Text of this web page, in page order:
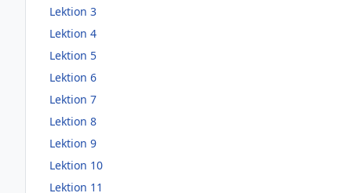
Lektion 3
Lektion 4
Lektion 5
Lektion 6
Lektion 7
Lektion 8
Lektion 9
Lektion 10
Lektion 11